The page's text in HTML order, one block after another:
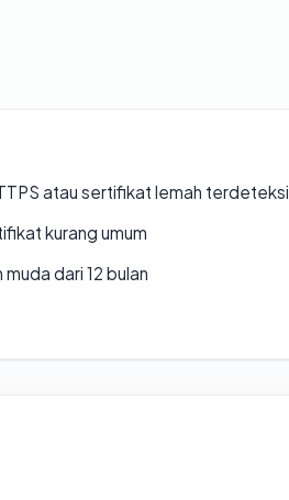
atau sertifikat lemah terdeteksi
kurang umum
dari 12 bulan